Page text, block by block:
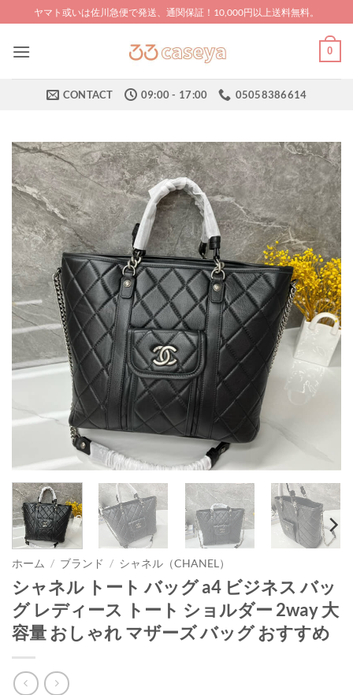
to
content
ヤマト或いは佐川急便で発送、通関保証！10,000円以上送料無料。
0
CONTACT 09:00 - 17:00 05058386614
ホーム / ブランド / シャネル（CHANEL）
シャネル トート バッグ a4 ビジネス バッ
グ レディース トート ショルダー 2way 大
容量 おしゃれ マザーズ バッグ おすすめ